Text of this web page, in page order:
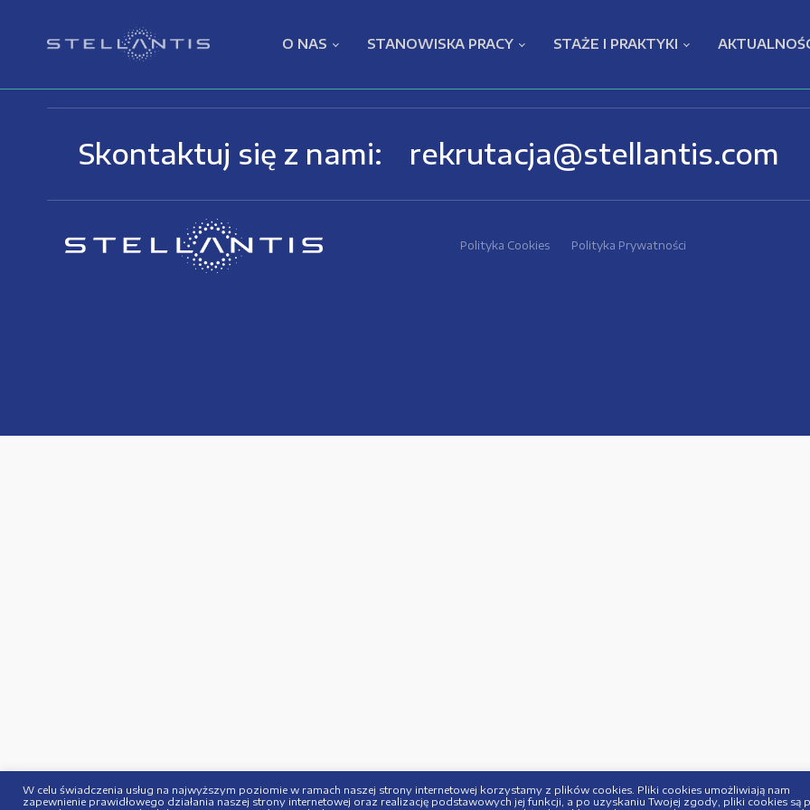
O NAS STANOWISKA PRACY STAŻE I PRAKTYKI
Skontaktuj się z nami: rekrutacja@stellantis.com
Polityka Cookies Polityka Prywatności
W celu świadczenia usług na najwyższym poziomie w ramach naszej strony internetowej korzystamy z plików cookies. Pliki cookies umożliwiają nam
zapewnienie prawidłowego działania naszej strony internetowej oraz realizację podstawowych jej funkcji, a po uzyskaniu Twojej zgody, pliki cookies są